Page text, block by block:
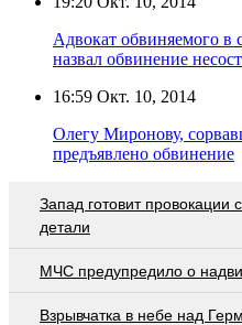
Адвокат обвиняемого в
назвал обвинение
16:59 Окт. 10, 2014
Олегу Миронову,
предъявлено обвинение
Запад готовит
детали
МЧС предупредило о
Взрывчатка в небе над